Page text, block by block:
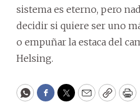
sistema es eterno, pero
decidir si quiere ser uno
o empuñar la estaca del
Helsing.
WhatsApp
Facebook
Twitter
EmailCopy